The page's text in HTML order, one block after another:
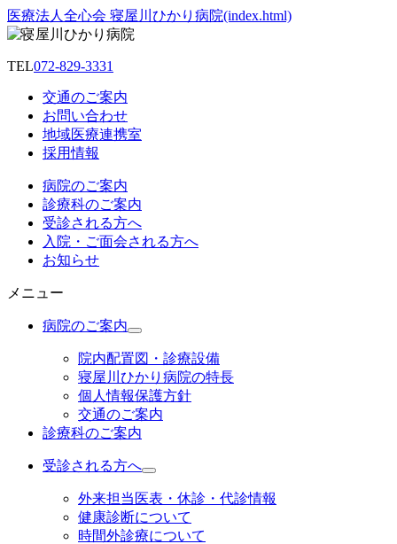
医療法人全心会 寝屋川ひかり病院(index.html)
TEL072-829-3331
交通のご案内
お問い合わせ
地域医療連携室
採用情報
病院のご案内
診療科のご案内
受診される方へ
入院・ご面会される方へ
お知らせ
メニュー
病院のご案内
院内配置図・診療設備
寝屋川ひかり病院の特長
個人情報保護方針
交通のご案内
診療科のご案内
受診される方へ
外来担当医表・休診・代診情報
健康診断について
時間外診療について